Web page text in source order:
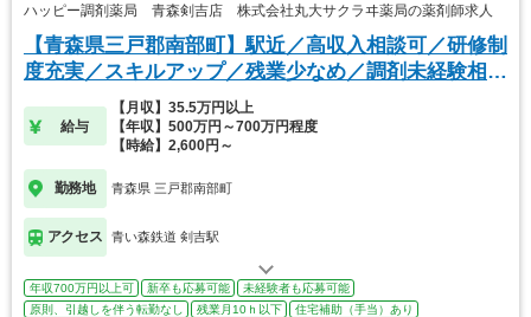
ハッピー調剤薬局 青森剣吉店 株式会社丸大サクラヰ薬局の薬剤師求人
【青森県三戸郡南部町】駅近／高収入相談可／研修制
度充実／スキルアップ／残業少なめ／調剤未経験相談
給与
【月収】35.5万円以上
【年収】500万円～700万円程度
【時給】2,600円～
勤務地 青森県 三戸郡南部町
アクセス 青い森鉄道 剣吉駅
年収700万円以上可 新卒も応募可能
未経験者も応募可能
原則、引越しを伴う転勤なし
残業月10ｈ以下
住宅補助（手当）あり